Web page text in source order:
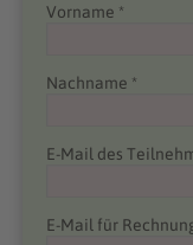
Vorname *
Nachname *
E-Mail des
E-Mail für